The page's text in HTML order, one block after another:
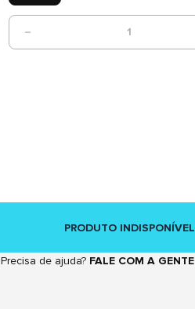
1
PRODUTO INDISPONÍVEL
Precisa de ajuda? FALE COM A GENTE